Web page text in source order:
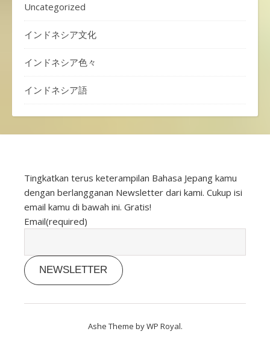
Uncategorized
インドネシア文化
インドネシア色々
インドネシア語
Tingkatkan terus keterampilan Bahasa Jepang kamu
dengan berlangganan Newsletter dari kami. Cukup isi
email kamu di bawah ini. Gratis!
Email(required)
NEWSLETTER
Ashe Theme byWP Royal.